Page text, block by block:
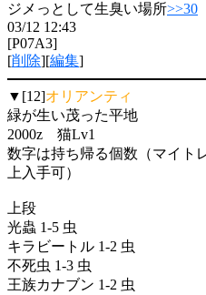
ジメっとして生臭い場所>>30
03/12 12:43
[P07A3]
[削除][編集]
▼[12]オリアンティ
緑が生い茂った平地
2000z 猫Lv1
数字は持ち帰る個数（マイト
上入手可）
上段
光蟲 1-5 虫
キラビートル 1-2 虫
不死虫 1-3 虫
王族カナブン 1-2 虫